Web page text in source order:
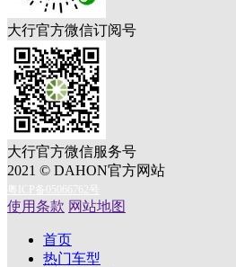
大行官方微信订阅号
大行官方微信服务号
2021 © DAHON官方网站
粤ICP备05066762号
使用条款 网站地图
首页
热门车型